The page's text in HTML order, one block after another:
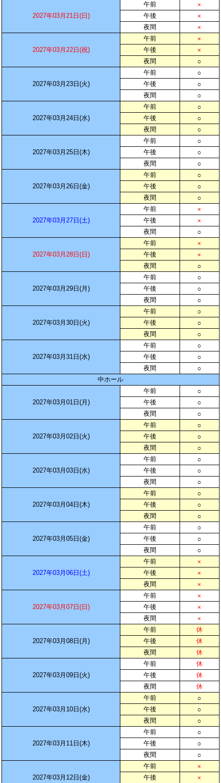
2027年03月21日(日)
午前
×
午後
×
夜間
×
2027年03月22日(祝)
午前
×
午後
×
夜間
○
2027年03月23日(火)
午前
○
午後
○
夜間
○
2027年03月24日(水)
午前
○
午後
○
夜間
○
2027年03月25日(木)
午前
○
午後
○
夜間
○
2027年03月26日(金)
午前
○
午後
○
夜間
○
2027年03月27日(土)
午前
×
午後
×
夜間
○
2027年03月28日(日)
午前
×
午後
×
夜間
○
2027年03月29日(月)
午前
○
午後
○
夜間
○
2027年03月30日(火)
午前
○
午後
○
夜間
○
2027年03月31日(水)
午前
○
午後
○
夜間
○
中ホール
2027年03月01日(月)
午前
○
午後
○
夜間
○
2027年03月02日(火)
午前
○
午後
○
夜間
○
2027年03月03日(水)
午前
○
午後
○
夜間
○
2027年03月04日(木)
午前
○
午後
○
夜間
○
2027年03月05日(金)
午前
○
午後
○
夜間
○
2027年03月06日(土)
午前
×
午後
×
夜間
×
2027年03月07日(日)
午前
×
午後
×
夜間
×
2027年03月08日(月)
午前
休
午後
休
夜間
休
2027年03月09日(火)
午前
休
午後
休
夜間
休
2027年03月10日(水)
午前
○
午後
○
夜間
○
2027年03月11日(木)
午前
○
午後
○
夜間
○
2027年03月12日(金)
午前
×
午後
×